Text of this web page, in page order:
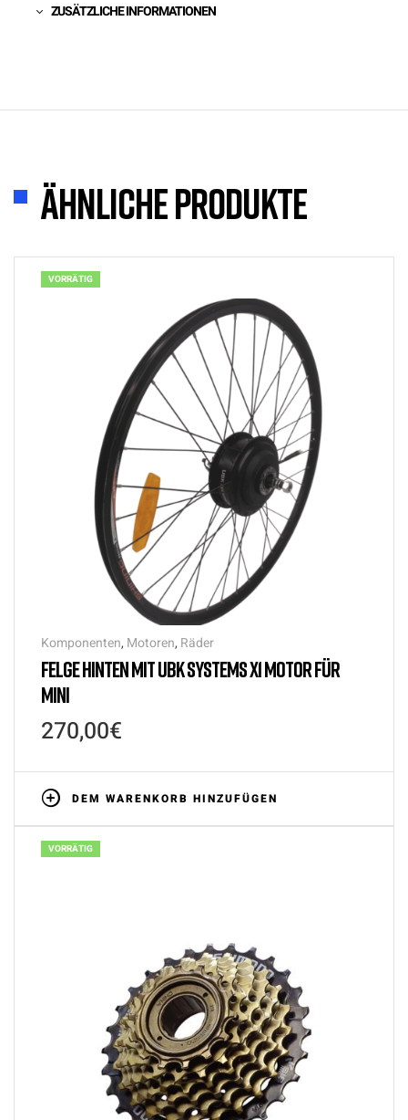
ZUSÄTZLICHE INFORMATIONEN
Ähnliche Produkte
VORRÄTIG
Komponenten, Motoren, Räder
FELGE HINTEN MIT UBK SYSTEMS X1 MOTOR FÜR
MINI
270,00€
DEM WARENKORB HINZUFÜGEN
VORRÄTIG